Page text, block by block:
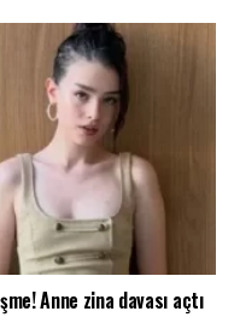
Anne zina davası açtı